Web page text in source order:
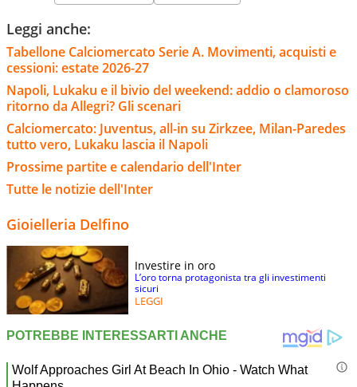
Leggi anche:
Tabellone Calciomercato Serie A. Movimenti, acquisti e
cessioni: estate 2026-27
Napoli, Lukaku e il bivio del weekend: addio o clamoroso
ritorno da Allegri? Gli scenari
Calciomercato: Juventus, all-in su Zirkzee, Milan-Paredes
tutto vero, Lukaku lascia il Napoli
Prossime partite e calendario dell'Inter
Tutte le notizie dell'Inter
Gioielleria Delfino
Investire in oro
L’oro torna protagonista tra gli investimenti
sicuri
LEGGI